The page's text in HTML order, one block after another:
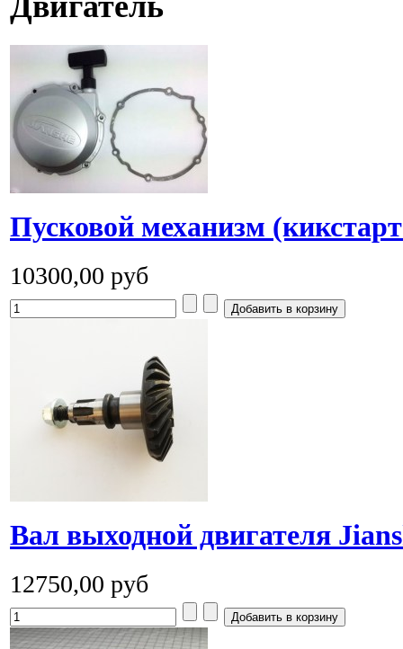
Пусковой механизм
10300,00 руб
Вал выходной двигателя
12750,00 руб